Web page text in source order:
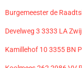
Burgemeester de
Develweg 3 3333 LA
Kamillehof 10 3355 BN